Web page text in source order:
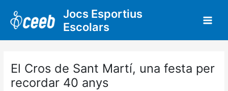
contingut
Jocs Esportius
Escolars
El Cros de Sant Martí, una festa per
recordar 40 anys